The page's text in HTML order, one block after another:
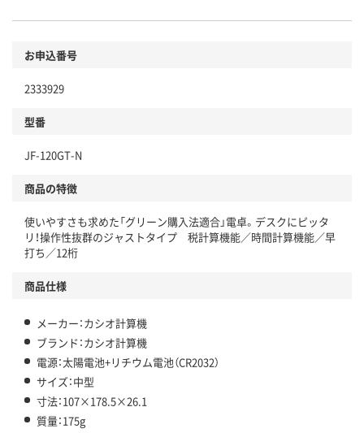
お申込番号
2333929
型番
JF-120GT-N
商品の特徴
使いやすさも求めた「グリーン購入法適合」電卓。デスクにピッタ
リ！操作性抜群のジャストタイプ 税計算機能／時間計算機能／早
打ち／12桁
商品仕様
メーカー：カシオ計算機
ブランド：カシオ計算機
電源：太陽電池+リチウム電池（CR2032）
サイズ：中型
寸法：107×178.5×26.1
質量：175g